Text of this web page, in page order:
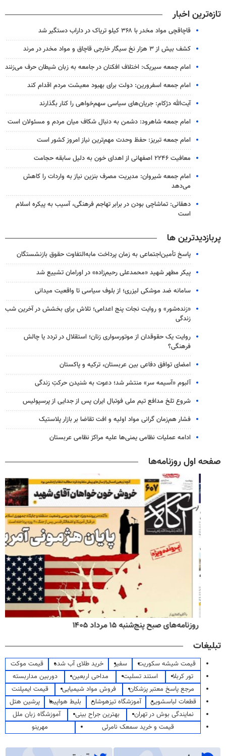
تازه‌ترین اخبار
قاچاقچی مواد مخدر با ۳۶۸ کیلو تریاک در داراب دستگیر شد
کشف بیش از ۳ هزار نخ سیگار خارجی قاچاق و مواد مخدر در مرند
امام جمعه سیریک: اختلاف افکنان در جامعه به زبان شیطان حرف می‌زنند
امام جمعه اسفرورین: دولت برای بهبود معیشت مردم اقدام کند
آیت‌الله دژکام: جریان‌های سیاسی سهم‌خواهی را کنار بگذارند
امام جمعه شاهرود: دشمن به دنبال شکاف میان مردم و مسئولان است
امام جمعه تبریز: حفظ وحدت مهم‌ترین نیاز امروز کشور است
معافیت ۲۲۴۶ اصفهانی از اهدای خون به دلیل سابقه حجامت
امام جمعه شیروان: مدیریت مصرف بنزین نیاز به واردات را کاهش
می‌دهد
دهقانی: تماشاچی بودن در برابر تهاجم فرهنگی، آسیب به پیکره اسلام
است
پربازدیدترین ها
پاسخ تأمین‌اجتماعی به زمان پرداخت مابه‌التفاوت حقوق بازنشستگان
پیکر مطهر شهید «محمدعلی رحیم‌زاده» در اورامان تشییع شد
سامانه ضد موشکی لیزری؛ از بلوف سیاسی تا واقعیت میدانی
«زنده‌شور» و روایت نجات پنج اعدامی؛ تلاش برای بخشش در آخرین شب
زندگی
روایت یک حقوقدان از موتورسواری زنان؛ استقلال در تردد یا چالش
فرهنگی؟
امضای توافق دفاعی بین عربستان، ترکیه و پاکستان
آلبوم «آسیمه سر» منتشر شد؛ دعوت به شنیدن حرکتِ زندگی
شروع تلخ مدافع تیم ملی فوتبال ایران پس از جدایی از پرسپولیس
فشار هم‌زمان گرانی مواد اولیه و افت تقاضا بر بازار پلاستیک
ادامه عملیات نظامی یمنی‌ها علیه مراکز نظامی عربستان
صفحه اول روزنامه‌ها
روزنامه‌های صبح پنج‌شنبه ۱۵ مرداد ۱۴۰۵
تبلیغات
قیمت شیشه سکوریت سفیر خرید طلای آب شده
قیمت موکت
تور کربلا
استند تسلیت مداحی اربعین
دوربین مداربسته
مرجع پاسخ معتبر پزشکان
فروش مواد شیمیایی
قیمت ایمپلنت
قطعات لباسشویی
آموزشگاه تیزهوشان بلیط هواپیما
پرشین هتل
نمایندگی بوش در تهران
بهترین جراح بینی
آموزشگاه زبان ملل
قیمت و خرید سمعک نامرئی
مهرینو